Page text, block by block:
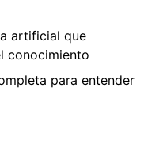
artificial que
conocimiento
para entender